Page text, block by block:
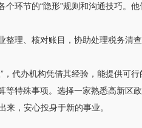
环节的“隐形”规则和沟通技巧。
理、核对账目，协助处理税务清
代办机构凭借其经验，能提供可行
特殊事项。选择一家熟悉高新区
来，安心投身于新的事业。